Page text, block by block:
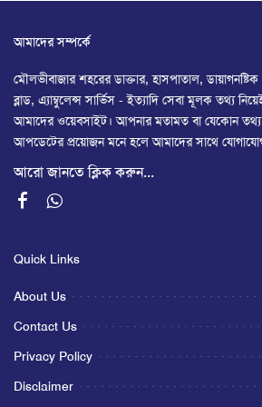
আমাদের সম্পর্কে
মৌলভীবাজার শহরের ডাক্তার, হাসপাতাল, ডায়াগনষ্টিক
ব্লাড, এ্যাম্বুলেন্স সার্ভিস - ইত্যাদি সেবা মূলক তথ্য
আমাদের ওয়েবসাইট। আপনার মতামত বা যেকোন তথ্য
আপডেটের প্রয়োজন মনে হলে আমাদের সাথে
আরো জানতে ক্লিক করুন...
Quick Links
About Us
Contact Us
Privacy Policy
Disclaimer